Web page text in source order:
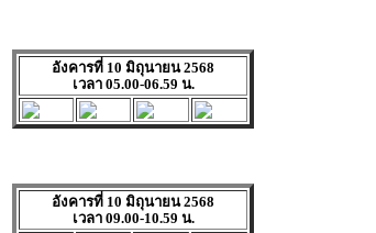
อังคารที่ 10 มิถุนายน 2568
เวลา 05.00-06.59 น.
อังคารที่ 10 มิถุนายน 2568
เวลา 09.00-10.59 น.